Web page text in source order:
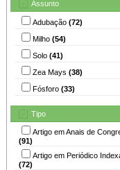
Assunto
Adubação (72)
Milho (54)
Solo (41)
Zea Mays (38)
Fósforo (33)
Tipo
Artigo em Anais de
(91)
Artigo em Periódico
(72)